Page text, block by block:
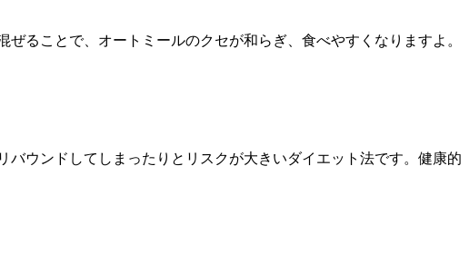
ることで、オートミールのクセが和らぎ、食べやすくなりますよ。
ウンドしてしまったりとリスクが大きいダイエット法です。健康的